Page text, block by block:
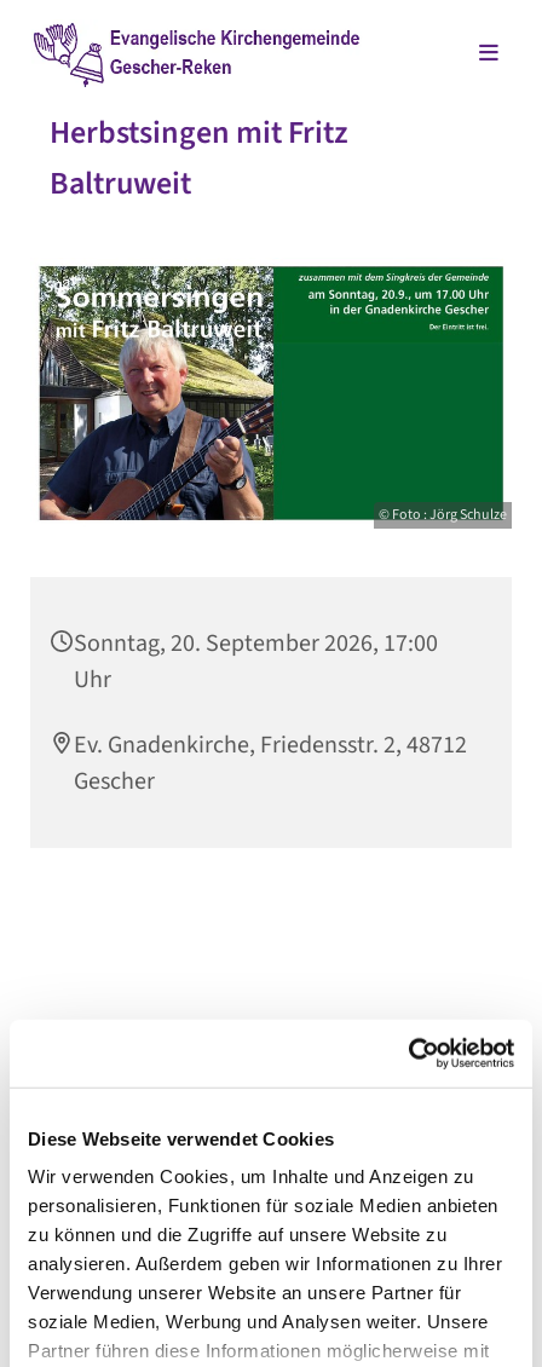
Diese Webseite verwendet Cookies
Wir verwenden Cookies, um Inhalte und Anzeigen zu
personalisieren, Funktionen für soziale Medien anbieten
zu können und die Zugriffe auf unsere Website zu
analysieren. Außerdem geben wir Informationen zu Ihrer
Verwendung unserer Website an unsere Partner für
soziale Medien, Werbung und Analysen weiter. Unsere
Partner führen diese Informationen möglicherweise mit
Herbstsingen mit Fritz
Baltruweit
© Foto : Jörg Schulze
Sonntag, 20. September 2026, 17:00
Uhr
Ev. Gnadenkirche, Friedensstr. 2, 48712
Gescher